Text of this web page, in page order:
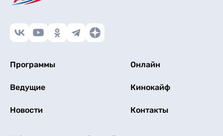
Программы Онлайн
Ведущие Кинокайф
Новости Контакты